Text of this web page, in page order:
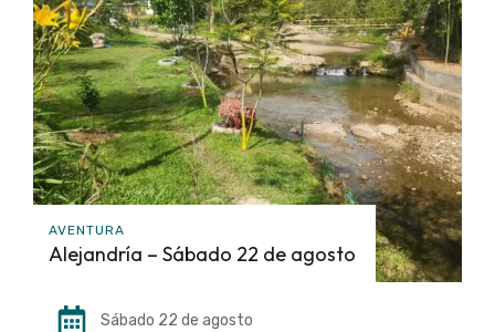
AVENTURA
Alejandría – Sábado 22 de agosto
Sábado 22 de agosto